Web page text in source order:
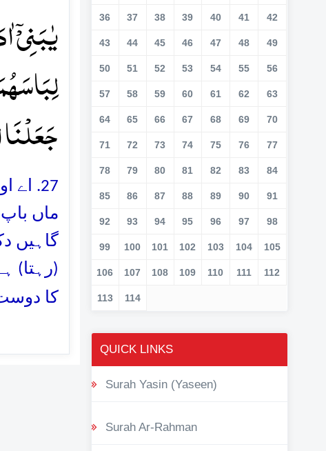
یٰبَنِیۡۤ
27.
ماں
گاہیں
(رہتا)
کا دوست
36 37 38 39 40 41 42
43 44 45 46 47 48 49
50 51 52 53 54 55 56
57 58 59 60 61 62 63
64 65 66 67 68 69 70
71 72 73 74 75 76 77
78 79 80 81 82 83 84
85 86 87 88 89 90 91
92 93 94 95 96 97 98
99 100 101 102 103 104 105
106 107 108 109 110 111 112
113 114
QUICK LINKS
Surah Yasin (Yaseen)
Surah Ar-Rahman